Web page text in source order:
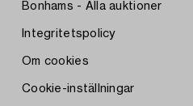
Bonhams - Alla auktioner
Integritetspolicy
Om cookies
Cookie-inställningar